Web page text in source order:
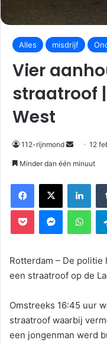
Alles misdrijf
Vier
straatroof
West
112-rijnmond 12
Minder dan één minuut
Facebook X LinkedIn Tumblr
Pocket Messenger WhatsApp Telegram
Rotterdam – De
een straatroof op de
Omstreeks 16:45 uur
straatroof waarbij
een jongenman werd